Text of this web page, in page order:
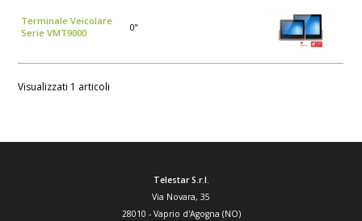
Terminale Veicolare
Serie VMT9000
0"
Visualizzati 1 articoli
Telestar S.r.l.
Via Novara, 35
28010 - Vaprio d'Agogna (NO)